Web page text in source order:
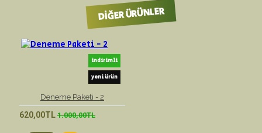
DIĞER ÜRÜNLER
indirimli
yeni ürün
Deneme Paketi - 2
620,00TL 1.000,00TL